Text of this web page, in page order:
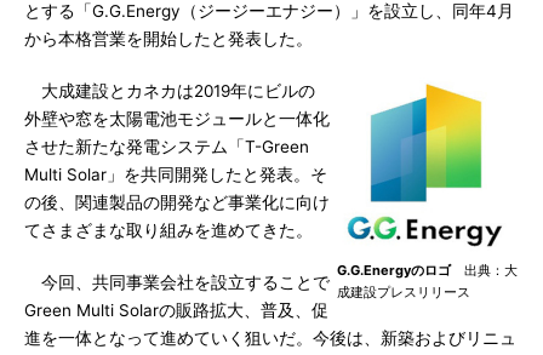
とする「G.G.Energy（ジージーエナジー）」を設立し、同年4月
から本格営業を開始したと発表した。
G.G.Energyのロゴ出典：大
成建設プレスリリース
大成建設とカネカは2019年にビルの
外壁や窓を太陽電池モジュールと一体化
させた新たな発電システム「T-Green
Multi Solar」を共同開発したと発表。そ
の後、関連製品の開発など事業化に向け
てさまざまな取り組みを進めてきた。
今回、共同事業会社を設立することで
Green Multi Solarの販路拡大、普及、促
進を一体となって進めていく狙いだ。今後は、新築およびリニュ